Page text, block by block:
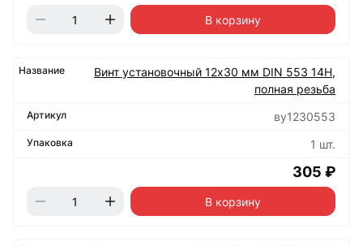
В корзину
Винт установочный 12х30 мм DIN 553 14Н,
полная резьба
ву1230553
1 шт.
305 ₽
В корзину